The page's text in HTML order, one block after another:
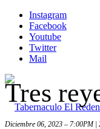
Instagram
Facebook
Youtube
Twitter
Mail
Tres
Diciembre 06, 2023 – 7:00PM |